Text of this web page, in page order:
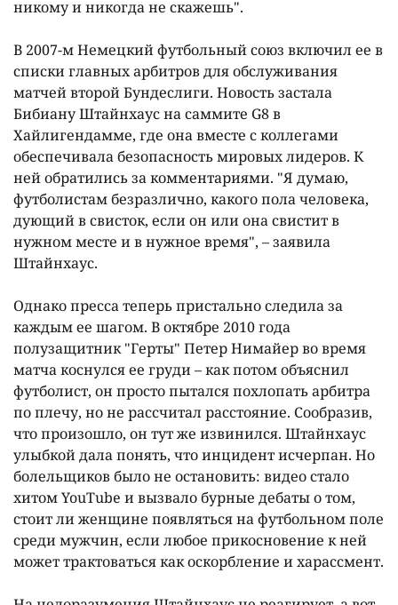
никому и никогда не скажешь".
В 2007-м Немецкий футбольный союз включил ее в
списки главных арбитров для обслуживания
матчей второй Бундеслиги. Новость застала
Бибиану Штайнхаус на саммите G8 в
Хайлигендамме, где она вместе с коллегами
обеспечивала безопасность мировых лидеров. К
ней обратились за комментариями. "Я думаю,
футболистам безразлично, какого пола человека,
дующий в свисток, если он или она свистит в
нужном месте и в нужное время", – заявила
Штайнхаус.
Однако пресса теперь пристально следила за
каждым ее шагом. В октябре 2010 года
полузащитник "Герты" Петер Нимайер во время
матча коснулся ее груди – как потом объяснил
футболист, он просто пытался похлопать арбитра
по плечу, но не рассчитал расстояние. Сообразив,
что произошло, он тут же извинился. Штайнхаус
улыбкой дала понять, что инцидент исчерпан. Но
болельщиков было не остановить: видео стало
хитом YouTube и вызвало бурные дебаты о том,
стоит ли женщине появляться на футбольном поле
среди мужчин, если любое прикосновение к ней
может трактоваться как оскорбление и харассмент.